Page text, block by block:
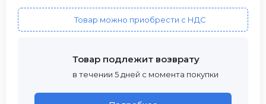
Товар можно приобрести с НДС
Товар подлежит возврату
в течении 5 дней с момента покупки